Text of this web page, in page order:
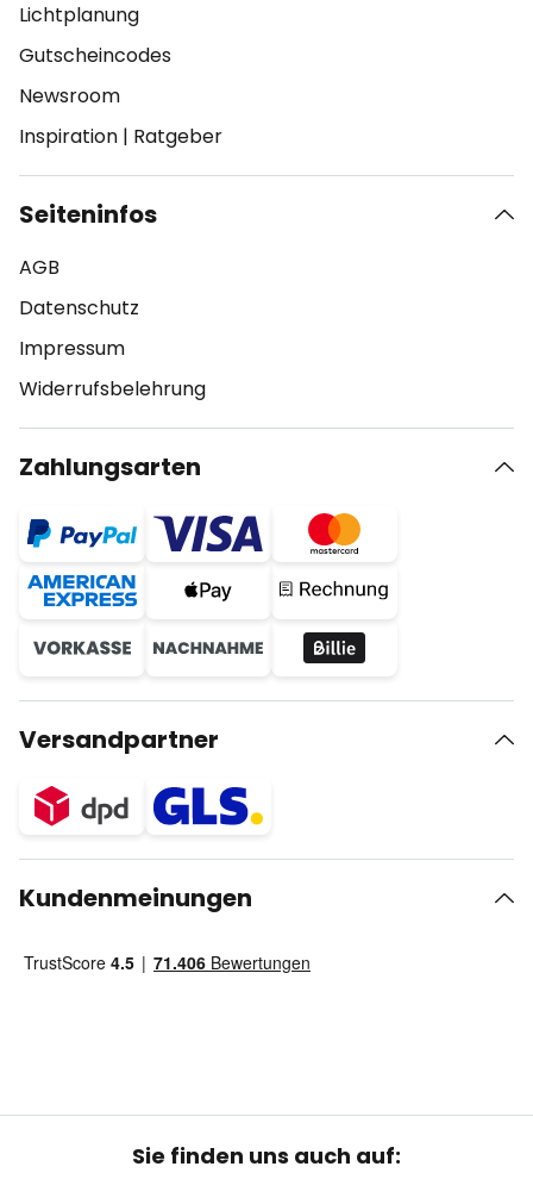
Lichtplanung
Gutscheincodes
Newsroom
Inspiration | Ratgeber
Seiteninfos
AGB
Datenschutz
Impressum
Widerrufsbelehrung
Zahlungsarten
Versandpartner
Kundenmeinungen
Sie finden uns auch auf: